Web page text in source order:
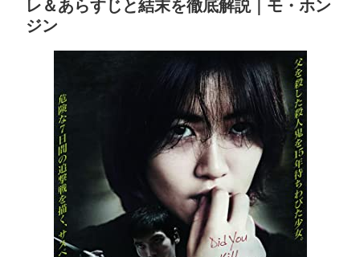
レ＆あらすじと結末を徹底解説｜モ・ホン
ジン